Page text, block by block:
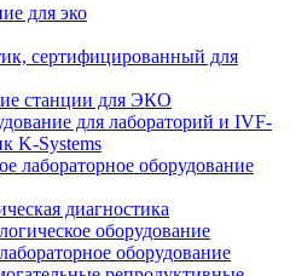
для эко
сертифицированный для
станции для ЭКО
для лабораторий и IVF-
K-Systems
лабораторное оборудование
диагностика
оборудование
оборудование